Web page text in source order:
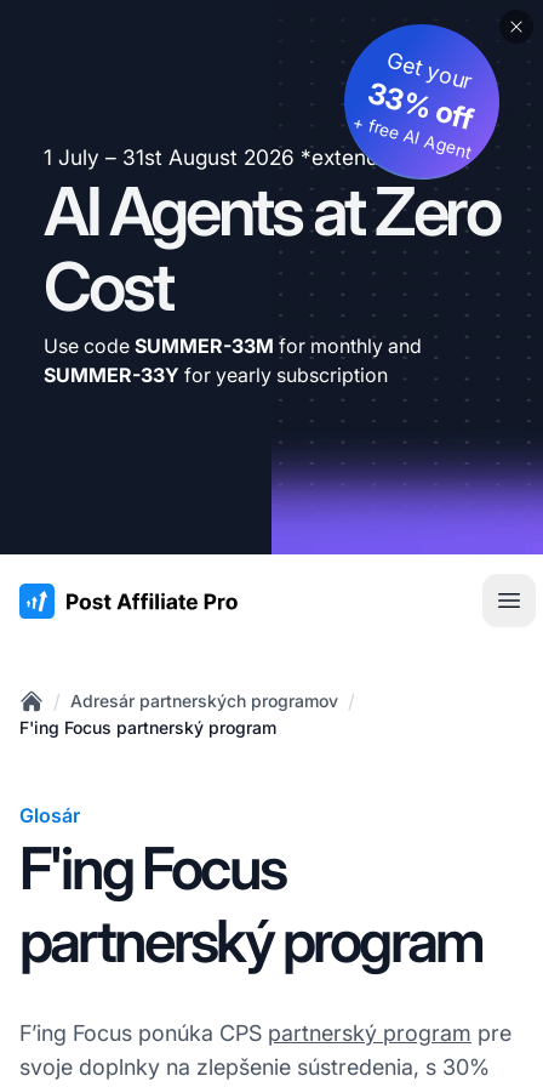
1 July – 31st August 2026 *extended
AI Agents at Zero
Cost
Get your
33% off
+ free AI Agent
Use code SUMMER-33M for monthly and
SUMMER-33Y for yearly subscription
:site.title
Home
/ Adresár partnerských programov /
F'ing Focus partnerský program
Glosár
F'ing Focus
partnerský program
F’ing Focus ponúka CPS partnerský program pre
svoje doplnky na zlepšenie sústredenia, s 30%